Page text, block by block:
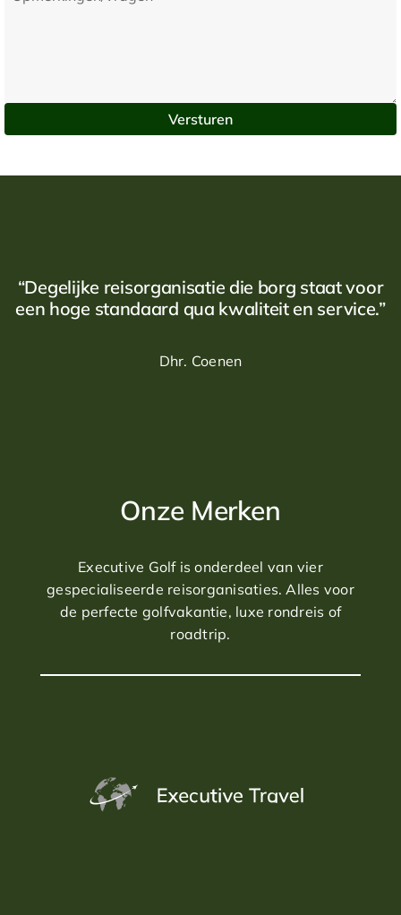
“Degelijke reisorganisatie die borg staat voor
een hoge standaard qua kwaliteit en service.”
Dhr. Coenen
Onze Merken
Executive Golf is onderdeel van vier
gespecialiseerde reisorganisaties. Alles voor
de perfecte golfvakantie, luxe rondreis of
roadtrip.